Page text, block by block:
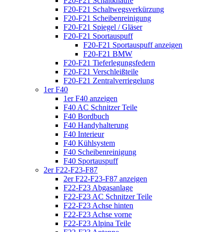
F20-F21 Schaltwegsverkürzung
F20-F21 Scheibenreinigung
F20-F21 Spiegel / Gläser
F20-F21 Sportauspuff
F20-F21 Sportauspuff anzeigen
F20-F21 BMW
F20-F21 Tieferlegungsfedern
F20-F21 Verschleißteile
F20-F21 Zentralverriegelung
1er F40
1er F40 anzeigen
F40 AC Schnitzer Teile
F40 Bordbuch
F40 Handyhalterung
F40 Interieur
F40 Kühlsystem
F40 Scheibenreinigung
F40 Sportauspuff
2er F22-F23-F87
2er F22-F23-F87 anzeigen
F22-F23 Abgasanlage
F22-F23 AC Schnitzer Teile
F22-F23 Achse hinten
F22-F23 Achse vorne
F22-F23 Alpina Teile